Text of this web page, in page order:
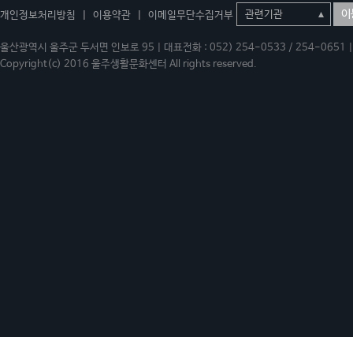
개인정보처리방침 이용약관 이메일무단수집거부 이
울산광역시 울주군 두서면 인보로 95 | 대표전화 : 052) 254-0533 / 254-
Copyright(c) 2016 울주생활문화센터 All rights reserved.